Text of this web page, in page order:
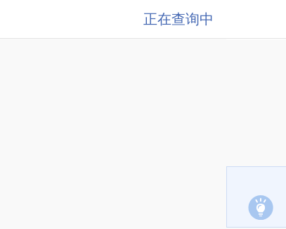
正在查询中